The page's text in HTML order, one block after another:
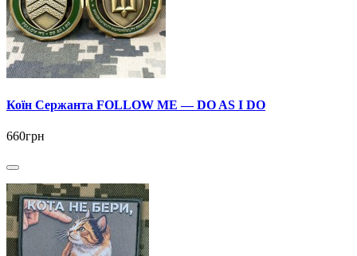
Коїн Сержанта FOLLOW ME — DO AS I DO
660грн